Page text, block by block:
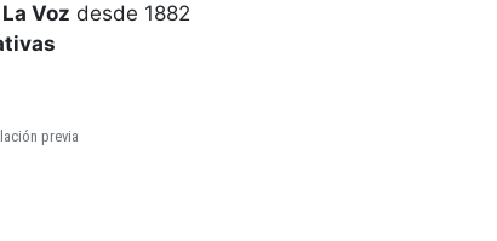
Voz desde 1882
previa